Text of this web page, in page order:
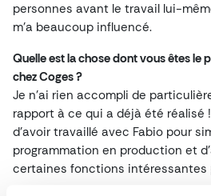
personnes avant le travail lui-
m’a beaucoup influencé.
Quelle est la chose dont vous êtes le
chez Coges ?
Je n’ai rien accompli de
rapport à ce qui a déjà été réalisé
d’avoir travaillé avec Fabio pour
programmation en production et
certaines fonctions intéressantes